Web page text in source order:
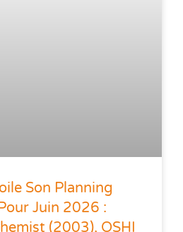
Son Planning
Juin 2026 :
(2003), OSHI